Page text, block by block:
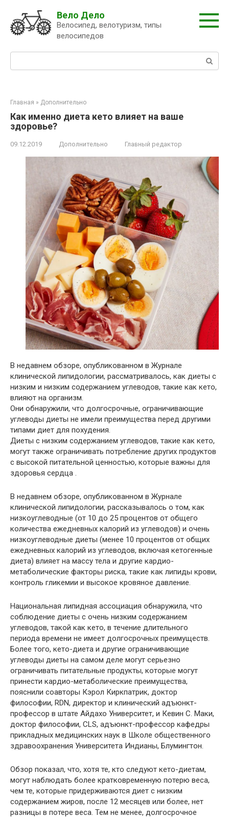
контенту
Вело Дело
Велосипед, велотуризм, типы
велосипедов
Главная » Дополнительно
Как именно диета кето влияет на ваше
здоровье?
09.12.2019 Дополнительно Главный редактор
В недавнем обзоре, опубликованном в Журнале
клинической липидологии, рассматривалось, как диеты с
низким и низким содержанием углеводов, такие как кето,
влияют на организм.
Они обнаружили, что долгосрочные, ограничивающие
углеводы диеты не имели преимущества перед другими
типами диет для похудения.
Диеты с низким содержанием углеводов, такие как кето,
могут также ограничивать потребление других продуктов
с высокой питательной ценностью, которые важны для
здоровья сердца .
В недавнем обзоре, опубликованном в Журнале
клинической липидологии, рассказывалось о том, как
низкоуглеводные (от 10 до 25 процентов от общего
количества ежедневных калорий из углеводов) и очень
низкоуглеводные диеты (менее 10 процентов от общих
ежедневных калорий из углеводов, включая кетогенные
диета) влияет на массу тела и другие кардио-
метаболические факторы риска, такие как липиды крови,
контроль гликемии и высокое кровяное давление.
Национальная липидная ассоциация обнаружила, что
соблюдение диеты с очень низким содержанием
углеводов, такой как кето, в течение длительного
периода времени не имеет долгосрочных преимуществ.
Более того, кето-диета и другие ограничивающие
углеводы диеты на самом деле могут серьезно
ограничивать питательные продукты, которые могут
принести кардио-метаболические преимущества,
пояснили соавторы Кэрол Киркпатрик, доктор
философии, RDN, директор и клинический адъюнкт-
профессор в штате Айдахо Университет, и Кевин С. Маки,
доктор философии, CLS, адъюнкт-профессор кафедры
прикладных медицинских наук в Школе общественного
здравоохранения Университета Индианы, Блумингтон.
Обзор показал, что, хотя те, кто следуют кето-диетам,
могут наблюдать более кратковременную потерю веса,
чем те, которые придерживаются диет с низким
содержанием жиров, после 12 месяцев или более, нет
разницы в потере веса. Тем не менее, долгосрочное